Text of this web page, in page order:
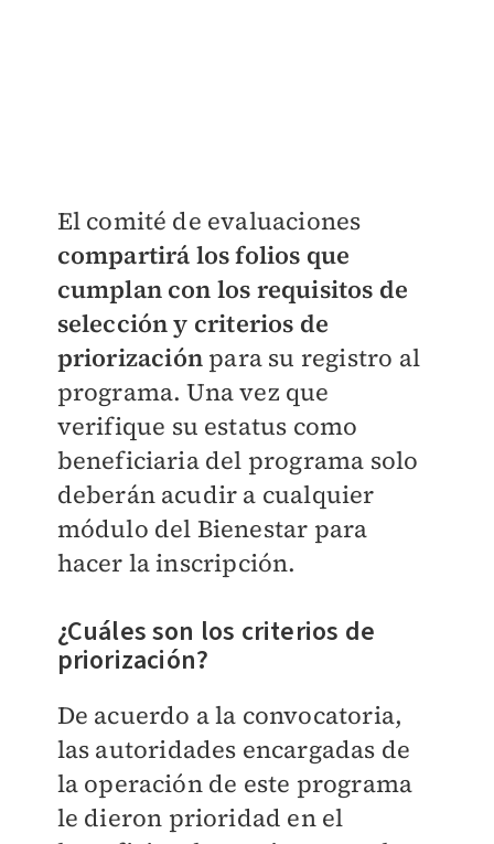
El comité de evaluaciones
compartirá los folios que
cumplan con los requisitos de
selección y criterios de
priorización para su registro al
programa. Una vez que
verifique su estatus como
beneficiaria del programa solo
deberán acudir a cualquier
módulo del Bienestar para
hacer la inscripción.
¿Cuáles son los criterios de
priorización?
De acuerdo a la convocatoria,
las autoridades encargadas de
la operación de este programa
le dieron prioridad en el